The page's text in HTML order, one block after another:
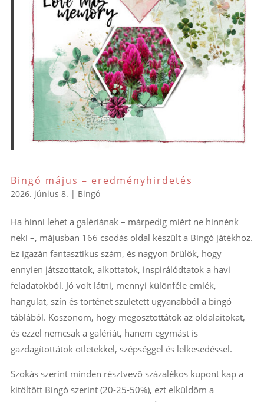
Bingó május – eredményhirdetés
2026. június 8. | Bingó
Ha hinni lehet a galériának – márpedig miért ne hinnénk
neki –, májusban 166 csodás oldal készült a Bingó játékhoz.
Ez igazán fantasztikus szám, és nagyon örülök, hogy
ennyien játszottatok, alkottatok, inspirálódtatok a havi
feladatokból. Jó volt látni, mennyi különféle emlék,
hangulat, szín és történet született ugyanabból a bingó
táblából. Köszönöm, hogy megosztottátok az oldalaitokat,
és ezzel nemcsak a galériát, hanem egymást is
gazdagítottátok ötletekkel, szépséggel és lelkesedéssel.
Szokás szerint minden résztvevő százalékos kupont kap a
kitöltött Bingó szerint (20-25-50%), ezt elküldöm a